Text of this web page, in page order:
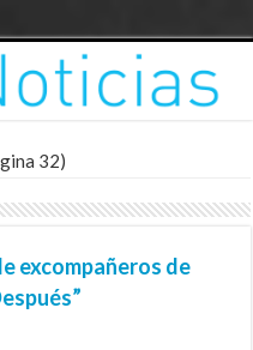
32)
excompañeros de